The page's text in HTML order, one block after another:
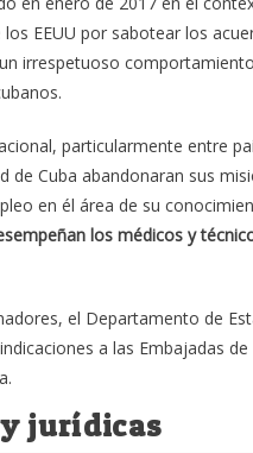
EEUU por sabotear los
irrespetuoso
particularmente entre
Cuba abandonaran sus
en él área de su
los médicos y
el Departamento de
a las Embajadas
jurídicas